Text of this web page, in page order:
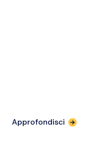
Approfondisci